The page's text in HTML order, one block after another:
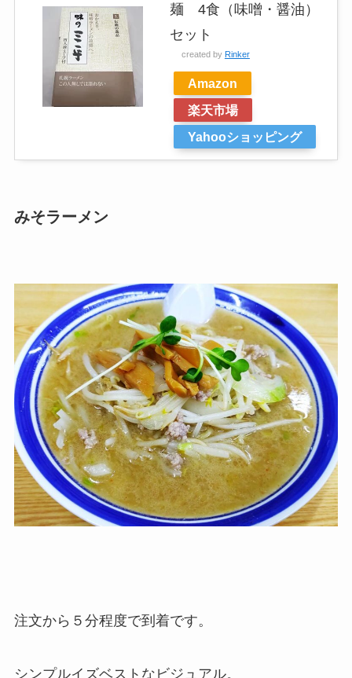
麺 4食（味噌・醤油）
セット
created by Rinker
Amazon
楽天市場
Yahooショッピング
みそラーメン
注文から５分程度で到着です。
シンプルイズベストなビジュアル。